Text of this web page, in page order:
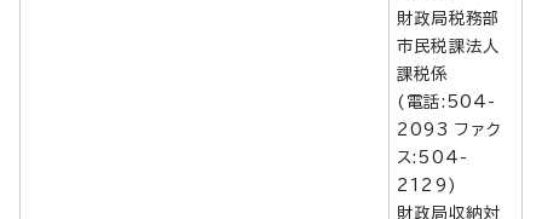
財政局税務部
市民税課法人
課税係
(電話:504-
2093 ファク
ス:504-
2129)
財政局収納対